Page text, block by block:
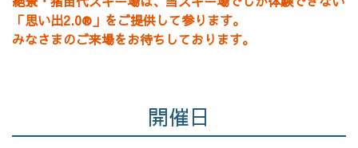
「思い出2.0®」をご提供して参ります。
みなさまのご来場をお待ちしております。
開催日